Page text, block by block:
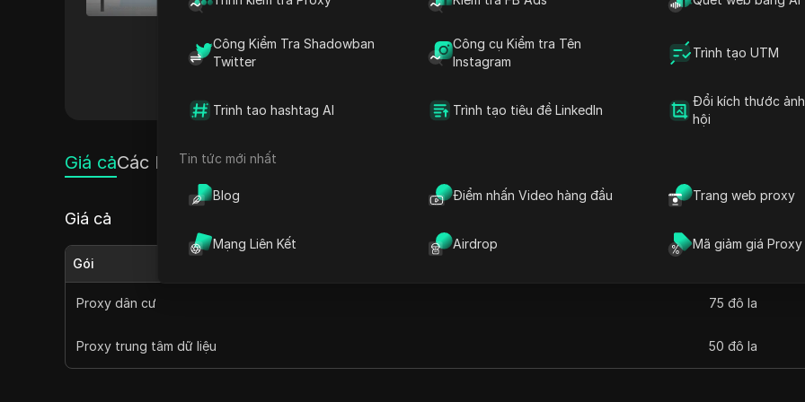
Công Kiểm Tra Shadowban
Twitter
Công cụ Kiểm tra Tên
Instagram
Trình tạo UTM
Trinh tao hashtag AI Trình tạo tiêu đề LinkedIn
Đổi kích thước
hội
Tin tức mới nhất
Blog Điểm nhấn Video hàng đầu Trang web proxy
Mạng Liên Kết Airdrop Mã giảm giá Proxy
tuyến khác nhau. Nền tảng này được công nhận nhờ hiệu suất vượt trội, phạm vi phủ
tranh. Giao diện thân thiện với người dùng của Decodo giúp khách hàng dễ dàng quản
mạnh mẽ vào hỗ trợ khách hàng của nền tảng đảm bảo trải nghiệm liền mạch. Thích
Giá cảCác loại proxy
Giá cả
Gói
Proxy dân cư 75 đô la
Proxy trung tâm dữ liệu 50 đô la